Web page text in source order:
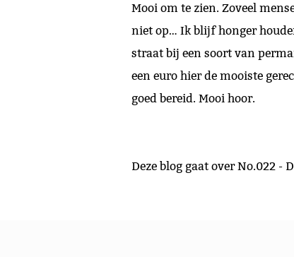
Mooi om te zien. Zoveel
niet op… Ik blijf honger
straat bij een soort van
een euro hier de mooiste
goed bereid. Mooi hoor.
Deze blog gaat over No.022 -